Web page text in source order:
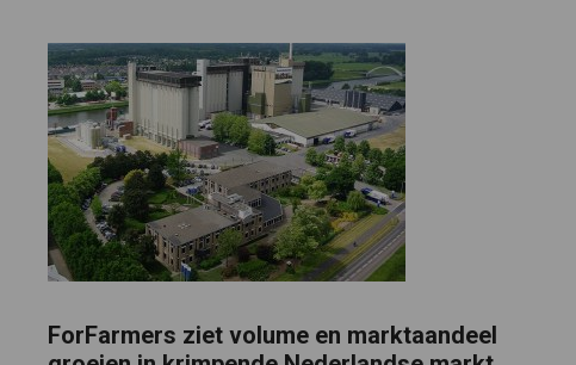
ForFarmers ziet volume en marktaandeel